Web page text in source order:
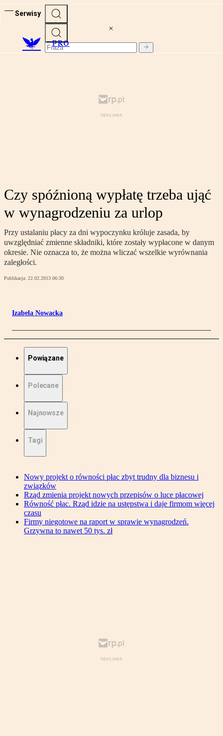
Serwisy
PRO
Czy spóźnioną wypłatę trzeba ująć
w wynagrodzeniu za urlop
Przy ustalaniu płacy za dni wypoczynku króluje zasada, by
uwzględniać zmienne składniki, które zostały wypłacone w danym
okresie. Nie oznacza to, że można wliczać wszelkie wyrównania
zaległości.
Publikacja: 22.02.2013 06:30
Izabela Nowacka
Powiązane
Polecane
Najnowsze
Tagi
Nowy projekt o równości płac zbyt trudny dla biznesu i
związków
Rząd zmienia projekt nowych przepisów o luce płacowej
Równość płac. Rząd idzie na ustępstwa i daje firmom więcej
czasu
Firmy niegotowe na raport w sprawie wynagrodzeń.
Grzywna to nawet 50 tys. zł